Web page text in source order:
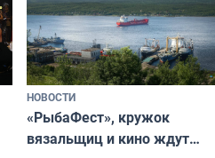
НОВОСТИ
«РыбаФест», кружок
вязальщиц и кино ждут